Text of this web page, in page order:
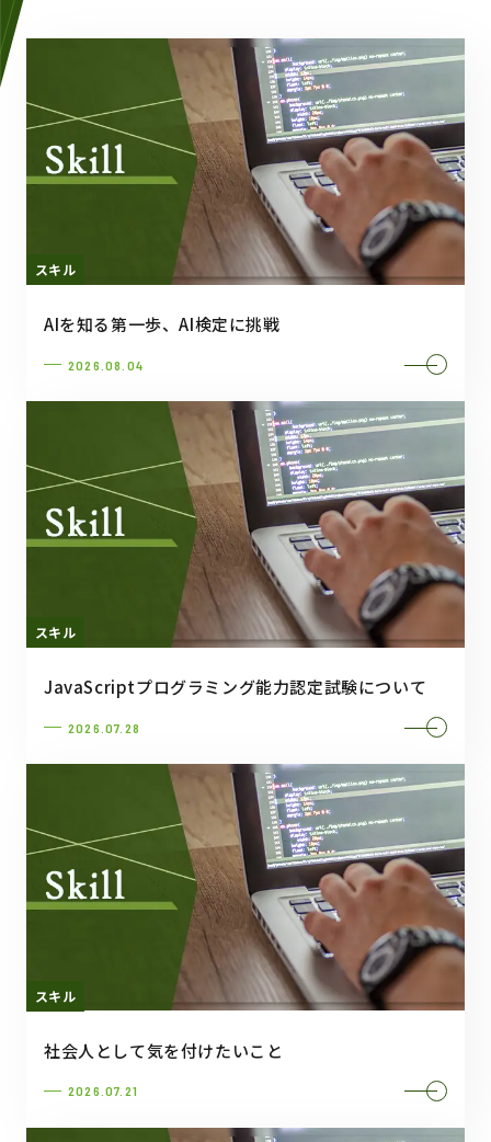
スキル
AIを知る第一歩、AI検定に挑戦
2026.08.04
スキル
JavaScriptプログラミング能力認定試験について
2026.07.28
スキル
社会人として気を付けたいこと
2026.07.21